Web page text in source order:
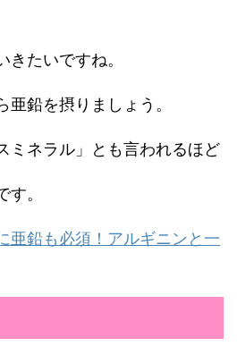
きたいですね。
鉛を摂りましょう。
ミネラル」とも言われるほど
。
亜鉛も必須！アルギニンと一